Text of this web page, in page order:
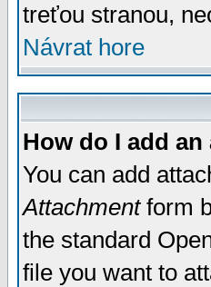
treťou stranou,
Návrat hore
How do I add
You can add
Attachmentform
the standard
file you want to